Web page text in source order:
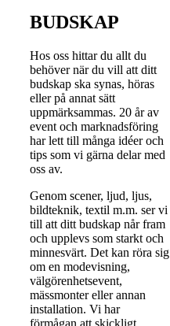
BUDSKAP
Hos oss hittar du allt du
behöver när du vill att ditt
budskap ska synas, höras
eller på annat sätt
uppmärksammas. 20 år av
event och marknadsföring
har lett till många idéer och
tips som vi gärna delar med
oss av.
Genom scener, ljud, ljus,
bildteknik, textil m.m. ser vi
till att ditt budskap når fram
och upplevs som starkt och
minnesvärt. Det kan röra sig
om en modevisning,
välgörenhetsevent,
mässmonter eller annan
installation. Vi har
förmågan att skickligt